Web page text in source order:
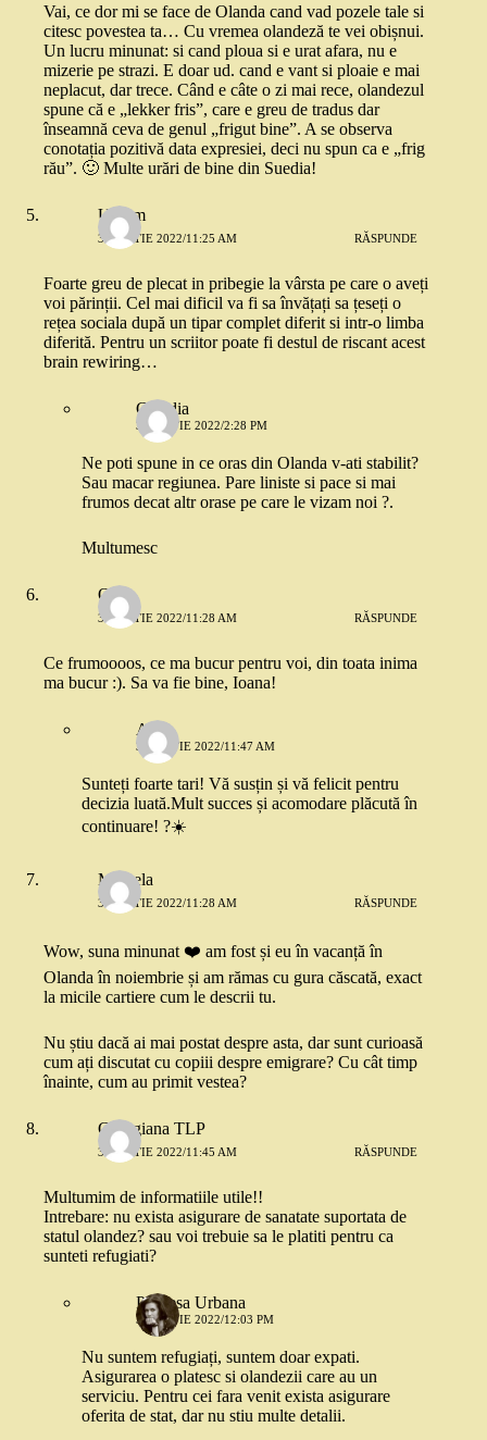
Vai, ce dor mi se face de Olanda cand vad pozele tale si
citesc povestea ta… Cu vremea olandeză te vei obișnui.
Un lucru minunat: si cand ploua si e urat afara, nu e
mizerie pe strazi. E doar ud. cand e vant si ploaie e mai
neplacut, dar trece. Când e câte o zi mai rece, olandezul
spune că e „lekker fris”, care e greu de tradus dar
înseamnă ceva de genul „frigut bine”. A se observa
conotația pozitivă data expresiei, deci nu spun ca e „frig
rău”. 🙂 Multe urări de bine din Suedia!
UnOm
3 MARTIE 2022/11:25 AM RĂSPUNDE
Foarte greu de plecat in pribegie la vârsta pe care o aveți
voi părinții. Cel mai dificil va fi sa învățați sa țeseți o
rețea sociala după un tipar complet diferit si intr-o limba
diferită. Pentru un scriitor poate fi destul de riscant acest
brain rewiring…
Claudia
3 MARTIE 2022/2:28 PM
Ne poti spune in ce oras din Olanda v-ati stabilit?
Sau macar regiunea. Pare liniste si pace si mai
frumos decat altr orase pe care le vizam noi ?.
Multumesc
Oana
3 MARTIE 2022/11:28 AM RĂSPUNDE
Ce frumoooos, ce ma bucur pentru voi, din toata inima
ma bucur :). Sa va fie bine, Ioana!
Ana
3 MARTIE 2022/11:47 AM
Sunteți foarte tari! Vă susțin și vă felicit pentru
decizia luată.Mult succes și acomodare plăcută în
continuare! ?☀️
Mihaela
3 MARTIE 2022/11:28 AM RĂSPUNDE
Wow, suna minunat ❤️ am fost și eu în vacanță în
Olanda în noiembrie și am rămas cu gura căscată, exact
la micile cartiere cum le descrii tu.
Nu știu dacă ai mai postat despre asta, dar sunt curioasă
cum ați discutat cu copiii despre emigrare? Cu cât timp
înainte, cum au primit vestea?
Georgiana TLP
3 MARTIE 2022/11:45 AM RĂSPUNDE
Multumim de informatiile utile!!
Intrebare: nu exista asigurare de sanatate suportata de
statul olandez? sau voi trebuie sa le platiti pentru ca
sunteti refugiati?
Printesa Urbana
3 MARTIE 2022/12:03 PM
Nu suntem refugiați, suntem doar expati.
Asigurarea o platesc si olandezii care au un
serviciu. Pentru cei fara venit exista asigurare
oferita de stat, dar nu stiu multe detalii.